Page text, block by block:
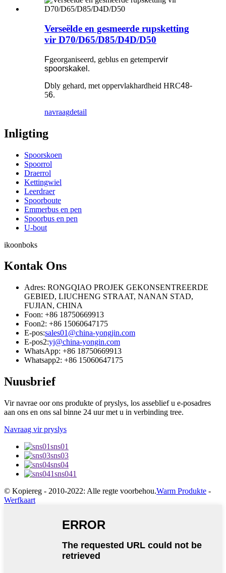
Verseëlde en gesmeerde rupsketting
vir D70/D65/D85/D4D/D50
Fgeorganiseerd, geblus en getempervir
spoorskakel .
Dbly gehard, met oppervlakhardheid HRC48-
56.
navraagdetail
Inligting
Spoorskoen
Spoorrol
Draerrol
Kettingwiel
Leerdraer
Spoorboute
Emmerbus en pen
Spoorbus en pen
U-bout
ikoonboks
Kontak Ons
Adres: RONGQIAO PROJEK GEKONSENTREERDE
GEBIED, LIUCHENG STRAAT, NANAN STAD,
FUJIAN, CHINA
Foon: +86 18750669913
Foon2: +86 15060647175
E-pos:sales01@china-yongjin.com
E-pos2:yj@china-yongin.com
WhatsApp: +86 18750669913
Whatsapp2: +86 15060647175
Nuusbrief
Vir navrae oor ons produkte of pryslys, los asseblief u e-posadres
aan ons en ons sal binne 24 uur met u in verbinding tree.
Navraag vir pryslys
sns01
sns03
sns04
sns041
© Kopiereg - 2010-2022: Alle regte voorbehou.Warm Produkte -
Werfkaart